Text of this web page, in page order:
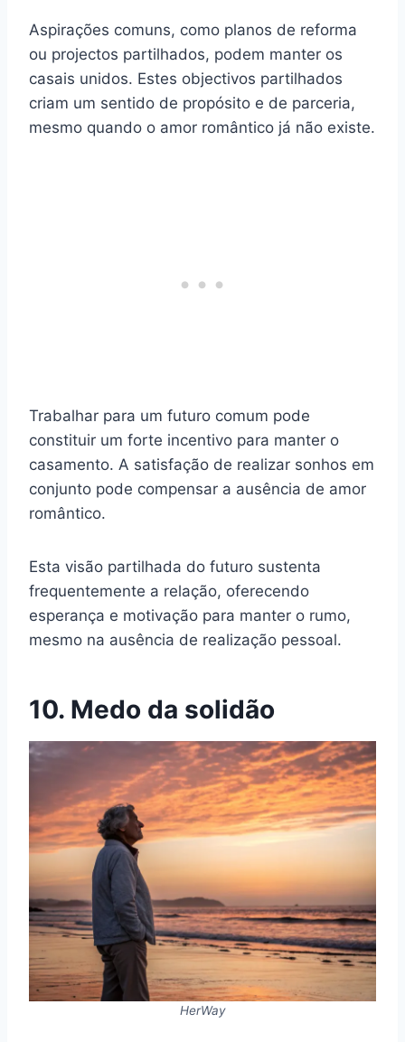
Aspirações comuns, como planos de reforma
ou projectos partilhados, podem manter os
casais unidos. Estes objectivos partilhados
criam um sentido de propósito e de parceria,
mesmo quando o amor romântico já não existe.
Trabalhar para um futuro comum pode
constituir um forte incentivo para manter o
casamento. A satisfação de realizar sonhos em
conjunto pode compensar a ausência de amor
romântico.
Esta visão partilhada do futuro sustenta
frequentemente a relação, oferecendo
esperança e motivação para manter o rumo,
mesmo na ausência de realização pessoal.
10. Medo da solidão
HerWay